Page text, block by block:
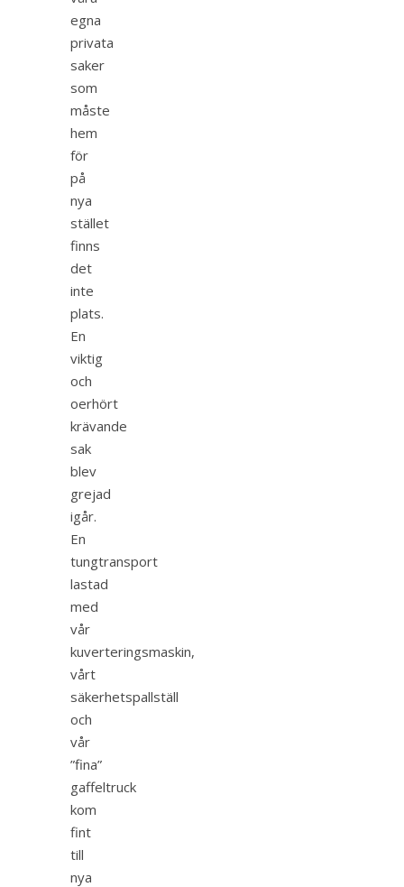
egna
privata
saker
som
måste
hem
för
på
nya
stället
finns
det
inte
plats.
En
viktig
och
oerhört
krävande
sak
blev
grejad
igår.
En
tungtransport
lastad
med
vår
kuverteringsmaskin,
vårt
säkerhetspallställ
och
vår
”fina”
gaffeltruck
kom
fint
till
nya